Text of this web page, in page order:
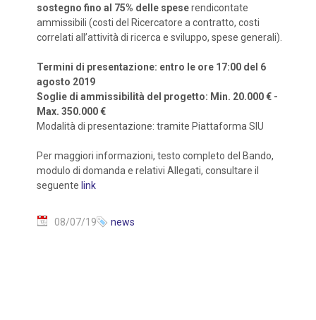
sostegno fino al 75% delle speserendicontate
ammissibili (costi del Ricercatore a contratto, costi
correlati all’attività di ricerca e sviluppo, spese generali).
Termini di presentazione: entro le ore 17:00 del 6
agosto 2019
Soglie di ammissibilità del progetto: Min. 20.000 € -
Max. 350.000 €
Modalità di presentazione: tramite Piattaforma SIU
Per maggiori informazioni, testo completo del Bando,
modulo di domanda e relativi Allegati, consultare il
seguente link
08/07/19 news